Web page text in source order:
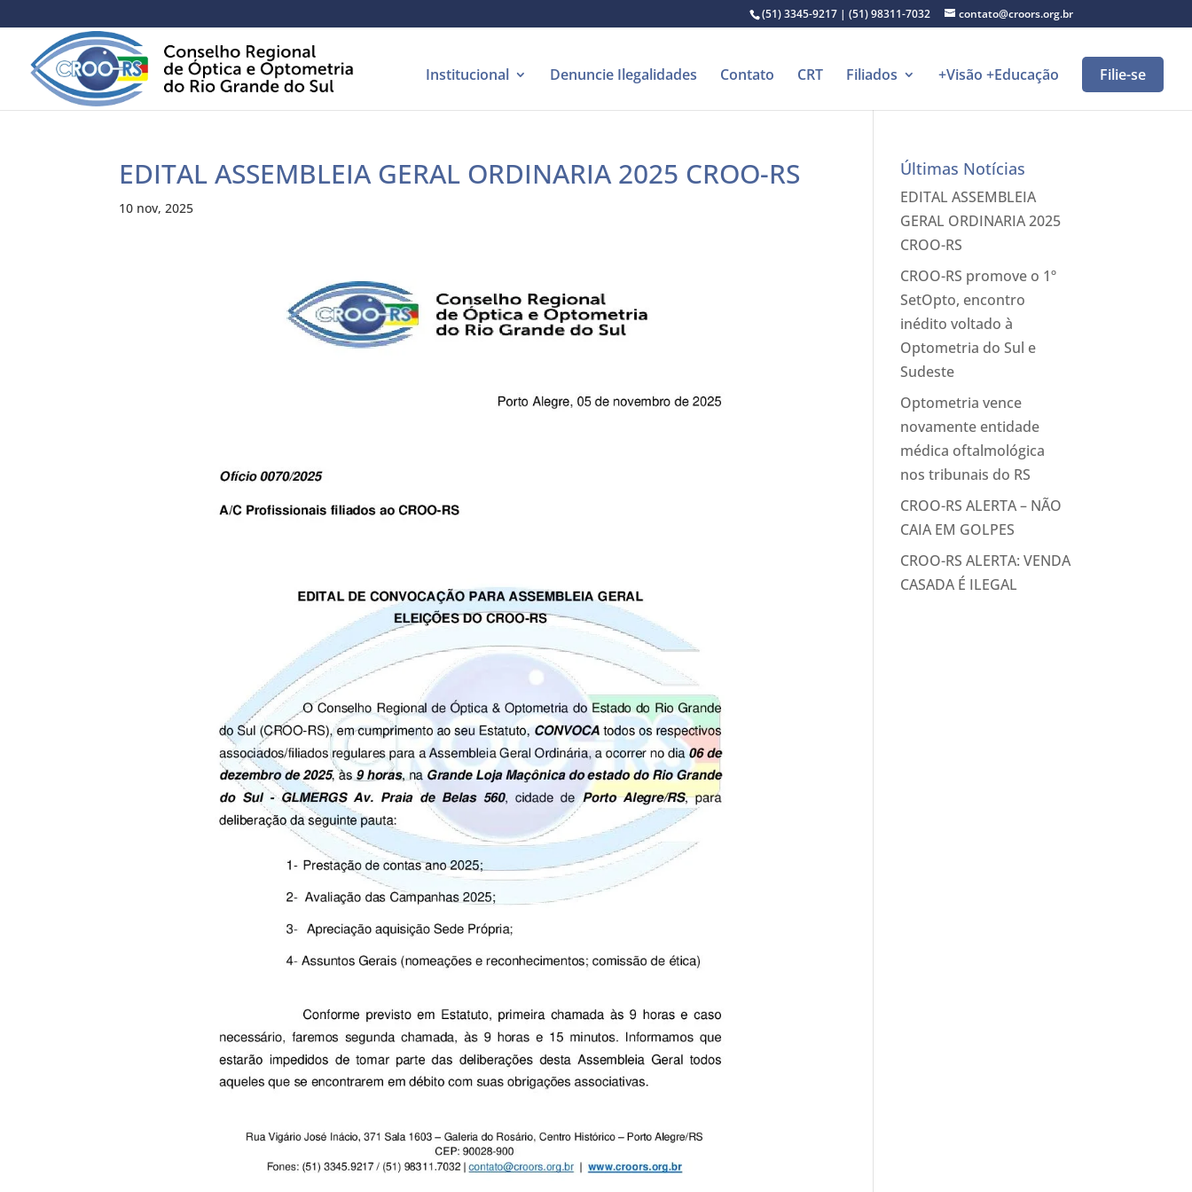
(51) 3345-9217 | (51) 98311-7032 contato@croors.org.br
Institucional Denuncie Ilegalidades Contato CRT Filiados +Visão +Educação Filie-se
EDITAL ASSEMBLEIA GERAL ORDINARIA 2025 CROO-RS
10 nov, 2025
Últimas Notícias
EDITAL ASSEMBLEIA
GERAL ORDINARIA 2025
CROO-RS
CROO-RS promove o 1º
SetOpto, encontro
inédito voltado à
Optometria do Sul e
Sudeste
Optometria vence
novamente entidade
médica oftalmológica
nos tribunais do RS
CROO-RS ALERTA – NÃO
CAIA EM GOLPES
CROO-RS ALERTA: VENDA
CASADA É ILEGAL